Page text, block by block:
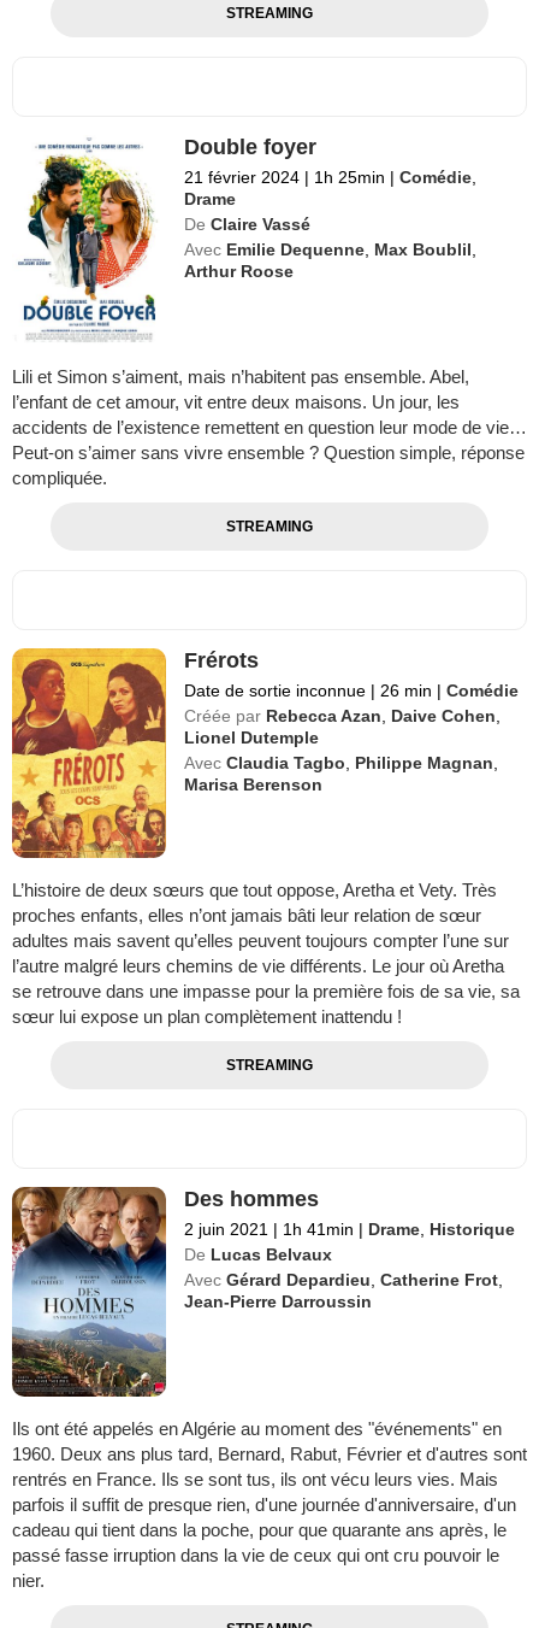
STREAMING
Double foyer
21 février 2024 | 1h 25min | Comédie
Drame
De Claire Vassé
Avec Emilie Dequenne Max Boublil
Arthur Roose
Lili et Simon s’aiment, mais n’habitent pas ensemble. Abel,
l’enfant de cet amour, vit entre deux maisons. Un jour, les
accidents de l’existence remettent en question leur mode de vie…
Peut-on s’aimer sans vivre ensemble ? Question simple, réponse
compliquée.
STREAMING
Frérots
Date de sortie inconnue | 26 min | Comédie
Créée par Rebecca Azan Daive Cohen
Lionel Dutemple
Avec Claudia Tagbo Philippe Magnan
Marisa Berenson
L’histoire de deux sœurs que tout oppose, Aretha et Vety. Très
proches enfants, elles n’ont jamais bâti leur relation de sœur
adultes mais savent qu’elles peuvent toujours compter l’une sur
l’autre malgré leurs chemins de vie différents. Le jour où Aretha
se retrouve dans une impasse pour la première fois de sa vie, sa
sœur lui expose un plan complètement inattendu !
STREAMING
Des hommes
2 juin 2021 | 1h 41min | Drame Historique
De Lucas Belvaux
Avec Gérard Depardieu ,Catherine Frot
Jean-Pierre Darroussin
Ils ont été appelés en Algérie au moment des "événements" en
1960. Deux ans plus tard, Bernard, Rabut, Février et d'autres sont
rentrés en France. Ils se sont tus, ils ont vécu leurs vies. Mais
parfois il suffit de presque rien, d'une journée d'anniversaire, d'un
cadeau qui tient dans la poche, pour que quarante ans après, le
passé fasse irruption dans la vie de ceux qui ont cru pouvoir le
nier.